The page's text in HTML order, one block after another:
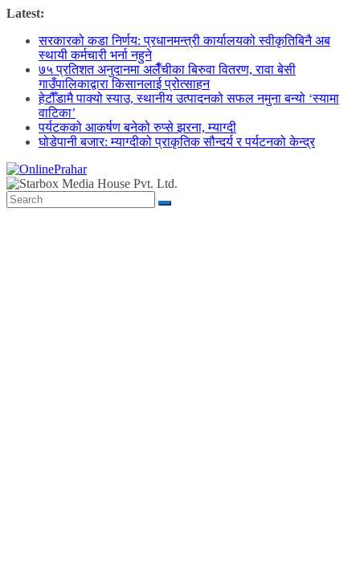
Skip
content
Latest:
सरकारको कडा निर्णय: प्रधानमन्त्री कार्यालयको स्वीकृतिबिनै अब
स्थायी कर्मचारी भर्ना नहुने
७५ प्रतिशत अनुदानमा अलैँचीका बिरुवा वितरण, रावा बेसी
गाउँपालिकाद्वारा किसानलाई प्रोत्साहन
हेटौँडामै पाक्यो स्याउ, स्थानीय उत्पादनको सफल नमुना बन्यो ‘स्यामा
वाटिका’
पर्यटकको आकर्षण बनेको रुप्से झरना, म्याग्दी
घोडेपानी बजार: म्याग्दीको प्राकृतिक सौन्दर्य र पर्यटनको केन्द्र